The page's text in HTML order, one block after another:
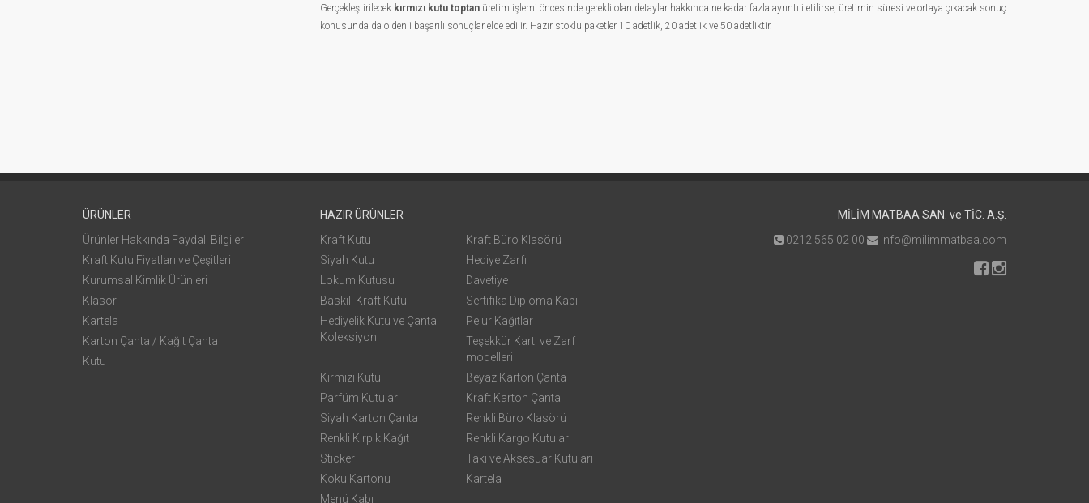
Gerçekleştirilecek kırmızı kutu toptan üretim işlemi öncesinde gerekli olan detaylar hakkında ne kadar fazla ayrıntı iletilirse, üretimin süresi ve ortaya çıkacak sonuç
konusunda da o denli başarılı sonuçlar elde edilir. Hazır stoklu paketler 10 adetlik, 20 adetlik ve 50 adetliktir.
ÜRÜNLER
Ürünler Hakkında Faydalı Bilgiler
Kraft Kutu Fiyatları ve Çeşitleri
Kurumsal Kimlik Ürünleri
Klasör
Kartela
Karton Çanta / Kağıt Çanta
Kutu
HAZIR ÜRÜNLER
Kraft Kutu
Kraft Büro Klasörü
Siyah Kutu
Hediye Zarfı
Lokum Kutusu
Davetiye
Baskılı Kraft Kutu
Sertifika Diploma Kabı
Hediyelik Kutu ve Çanta
Koleksiyon
Pelur Kağıtlar
Teşekkür Kartı ve Zarf
modelleri
Kırmızı Kutu
Beyaz Karton Çanta
Parfüm Kutuları
Kraft Karton Çanta
Siyah Karton Çanta
Renkli Büro Klasörü
Renkli Kırpık Kağıt
Renkli Kargo Kutuları
Sticker
Takı ve Aksesuar Kutuları
Koku Kartonu
Kartela
Menü Kabı
MİLİM MATBAA SAN. ve TİC. A.Ş.
0212 565 02 00
info@milimmatbaa.com